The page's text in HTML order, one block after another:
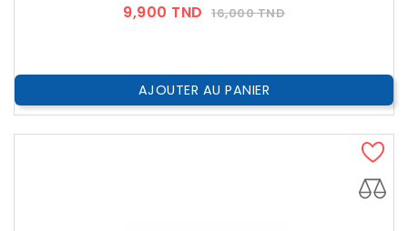
9,900 TND Prix
16,000 TNDPrix
AJOUTER AU PANIER